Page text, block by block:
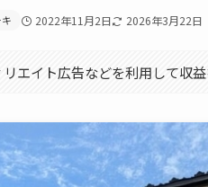
2022年11月2日 2026年3月22日
エイト広告などを利用して収益